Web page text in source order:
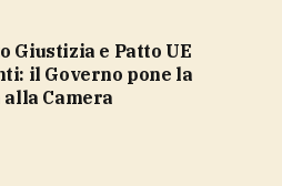
il Governo pone la
Camera